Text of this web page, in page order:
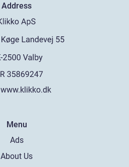
Address
www.klikko.dk
Menu
Ads
About Us